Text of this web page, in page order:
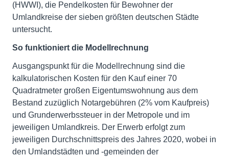
(HWWI), die Pendelkosten für Bewohner der
Umlandkreise der sieben größten deutschen Städte
untersucht.
So funktioniert die Modellrechnung
Ausgangspunkt für die Modellrechnung sind die
kalkulatorischen Kosten für den Kauf einer 70
Quadratmeter großen Eigentumswohnung aus dem
Bestand zuzüglich Notargebühren (2% vom Kaufpreis)
und Grunderwerbssteuer in der Metropole und im
jeweiligen Umlandkreis. Der Erwerb erfolgt zum
jeweiligen Durchschnittspreis des Jahres 2020, wobei in
den Umlandstädten und -gemeinden der